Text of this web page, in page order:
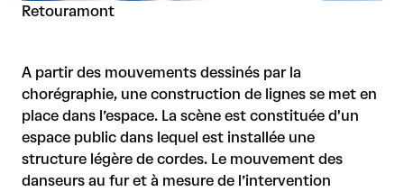
Retouramont
A partir des mouvements dessinés par la
chorégraphie, une construction de lignes se met en
place dans l’espace. La scène est constituée d'un
espace public dans lequel est installée une
structure légère de cordes. Le mouvement des
danseurs au fur et à mesure de l’intervention